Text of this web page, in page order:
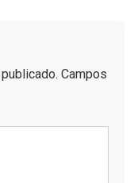
Campos